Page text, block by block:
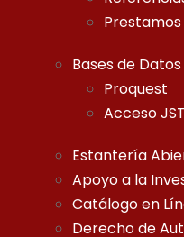
Prestamos
Bases de Datos
Proquest
Acceso
Estantería
Apoyo a la
Catálogo en
Derecho de